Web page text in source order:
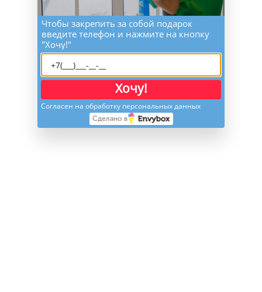
Чтобы закрепить за собой подарок
введите телефон и нажмите на кнопку
"Хочу!"
Хочу!
Согласен на обработку персональных данных
Сделано в